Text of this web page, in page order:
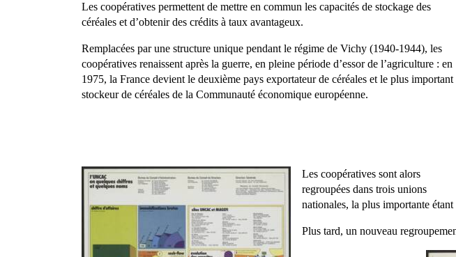
Les coopératives permettent de mettre en commun les capacités de stockage des
céréales et d’obtenir des crédits à taux avantageux.
Remplacées par une structure unique pendant le régime de Vichy (1940-1944), les
coopératives renaissent après la guerre, en pleine période d’essor de l’agriculture : en
1975, la France devient le deuxième pays exportateur de céréales et le plus important
stockeur de céréales de la Communauté économique européenne.
Les coopératives sont alors
regroupées dans trois unions
nationales, la plus importante
Plus tard, un nouveau